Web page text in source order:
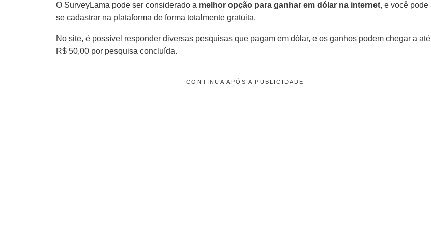
O SurveyLama pode ser considerado a melhor opção para ganhar em dólar na internet, e você pode
se cadastrar na plataforma de forma totalmente gratuita.
No site, é possível responder diversas pesquisas que pagam em dólar, e os ganhos podem chegar a até
R$ 50,00 por pesquisa concluída.
CONTINUA APÓS A PUBLICIDADE